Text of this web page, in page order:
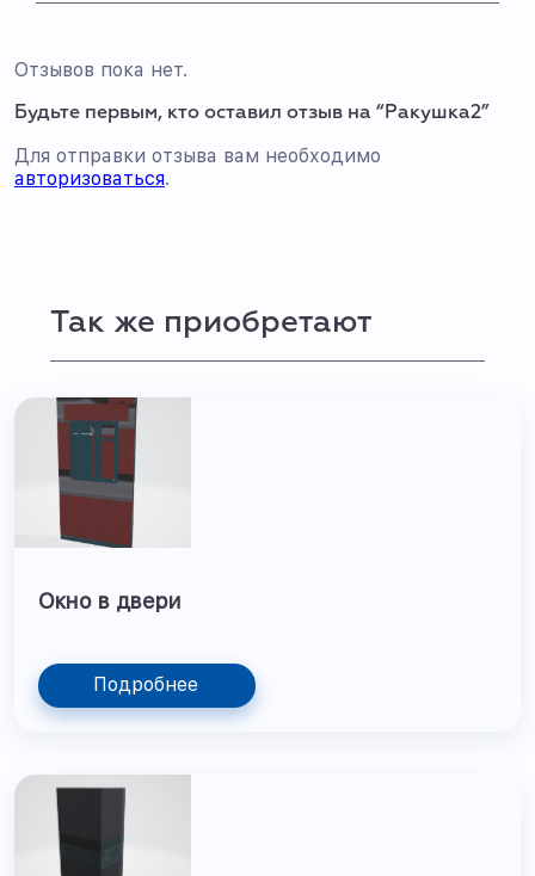
Отзывов пока нет.
Будьте первым, кто оставил отзыв на “Ракушка2”
Для отправки отзыва вам необходимо
авторизоваться.
Так же приобретают
Окно в двери
Подробнее